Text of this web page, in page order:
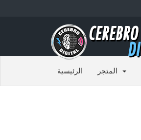
الرئيسية